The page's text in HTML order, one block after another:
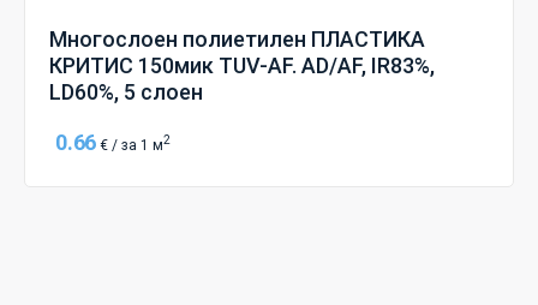
Многослоен полиетилен ПЛАСТИКА
КРИТИС 150мик TUV-AF. AD/AF, IR83%,
LD60%, 5 слоен
0.66 € / за 1 м2